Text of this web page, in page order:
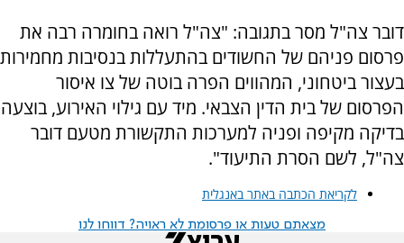
דובר צה"ל מסר בתגובה: "צה"ל רואה בחומרה רבה את
פרסום פניהם של החשודים בהתעללות בנסיבות מחמירות
בעצור ביטחוני, המהווים הפרה בוטה של צו איסור
הפרסום של בית הדין הצבאי. מיד עם גילוי האירוע, בוצעה
בדיקה מקיפה ופניה למערכות התקשורת מטעם דובר
צה"ל, לשם הסרת התיעוד".
לקריאת הכתבה באתר באנגלית
מצאתם טעות או פרסומת לא ראויה? דווחו לנו